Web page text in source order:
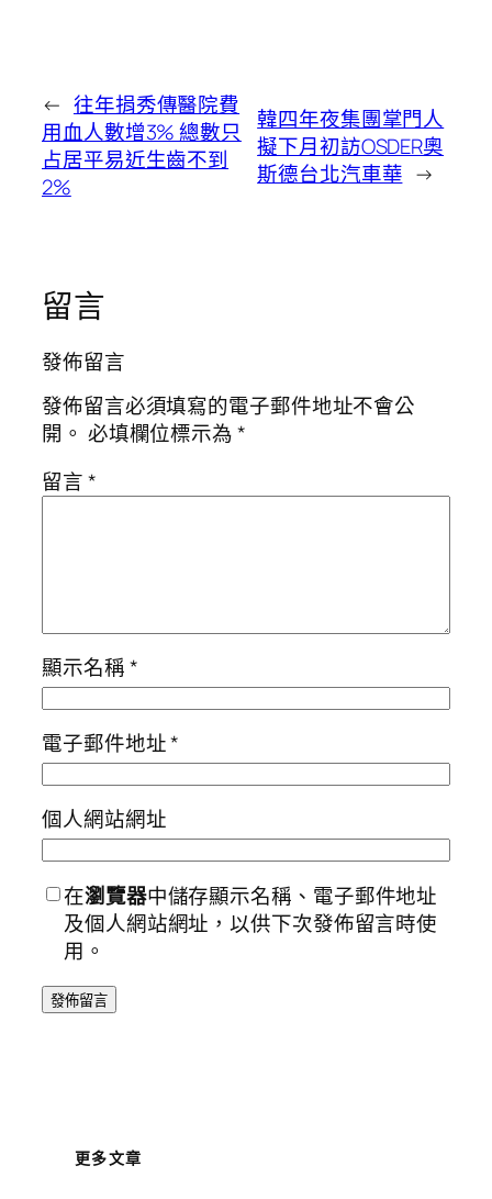
← 往年捐秀傳醫院費
用血人數增3% 總數只
占居平易近生齒不到
2%
韓四年夜集團掌門人
擬下月初訪OSDER奧
斯德台北汽車華 →
留言
發佈留言
發佈留言必須填寫的電子郵件地址不會公
開。 必填欄位標示為*
留言*
顯示名稱*
電子郵件地址*
個人網站網址
在瀏覽器中儲存顯示名稱、電子郵件地址
及個人網站網址，以供下次發佈留言時使
用。
更多文章